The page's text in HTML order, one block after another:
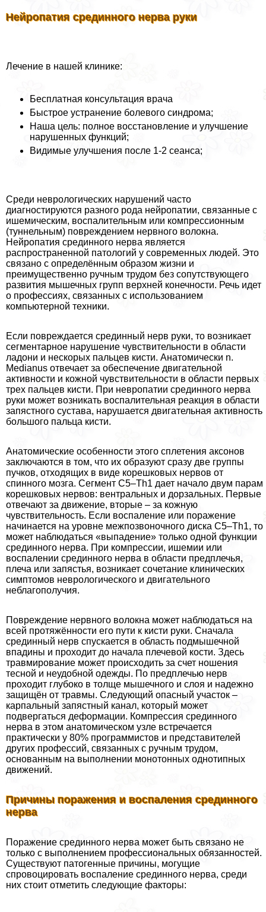
Нейропатия срединного нерва руки
Лечение в нашей клинике:
Бесплатная консультация врача
Быстрое устранение болевого синдрома;
Наша цель: полное восстановление и улучшение
нарушенных функций;
Видимые улучшения после 1-2 сеанса;
Среди неврологических нарушений часто
диагностируются разного рода нейропатии, связанные с
ишемическим, воспалительным или компрессионным
(туннельным) повреждением нервного волокна.
Нейропатия срединного нерва является
распространенной патологий у современных людей. Это
связано с определённым образом жизни и
преимущественно ручным трудом без сопутствующего
развития мышечных групп верхней конечности. Речь идет
о профессиях, связанных с использованием
компьютерной техники.
Если повреждается срединный нерв руки, то возникает
сегментарное нарушение чувствительности в области
ладони и нескорых пальцев кисти. Анатомически n.
Medianus отвечает за обеспечение двигательной
активности и кожной чувствительности в области первых
трех пальцев кисти. При невропатии срединного нерва
руки может возникать воспалительная реакция в области
запястного сустава, нарушается двигательная активность
большого пальца кисти.
Анатомические особенности этого сплетения аксонов
заключаются в том, что их образуют сразу две группы
пучков, отходящих в виде корешковых нервов от
спинного мозга. Сегмент С5–Th1 дает начало двум парам
корешковых нервов: вентральных и дорзальных. Первые
отвечают за движение, вторые – за кожную
чувствительность. Если воспаление или поражение
начинается на уровне межпозвоночного диска С5–Th1, то
может наблюдаться «выпадение» только одной функции
срединного нерва. При компрессии, ишемии или
воспалении срединного нерва в области предплечья,
плеча или запястья, возникает сочетание клинических
симптомов неврологического и двигательного
нeблагополучия.
Повреждение нервного волокна может наблюдаться на
всей протяжённости его пути к кисти руки. Сначала
срединный нерв спускается в область подмышечной
впадины и проходит до начала плечевой кости. Здесь
травмирование может происходить за счет ношения
тесной и неудобной одежды. По предплечью нерв
проходит глубоко в толще мышечного и слоя и надежно
защищён от травмы. Следующий опасный участок –
карпальный запястный канал, который может
подвергаться деформации. Компрессия срединного
нерва в этом анатомическом узле встречается
пpaктически у 80% программистов и представителей
других профессий, связанных с ручным трудом,
основанным на выполнении монотонных однотипных
движений.
Причины поражения и воспаления срединного
нерва
Поражение срединного нерва может быть связано не
только с выполнением профессиональных обязанностей.
Существуют патогенные причины, могущие
спровоцировать воспаление срединного нерва, среди
них стоит отметить следующие факторы: